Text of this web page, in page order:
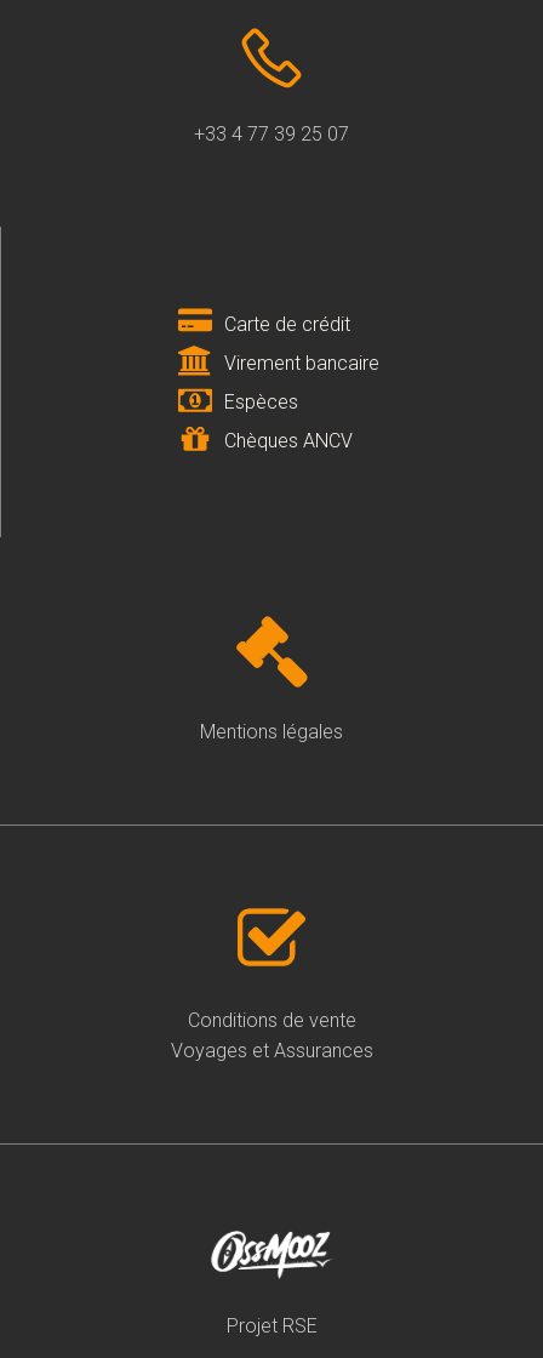
+33 4 77 39 25 07
Carte de crédit
Virement bancaire
Espèces
Chèques ANCV
Mentions légales
Conditions de vente
Voyages et Assurances
Projet RSE